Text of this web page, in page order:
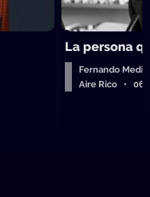
La persona
Fernando
Aire Rico •